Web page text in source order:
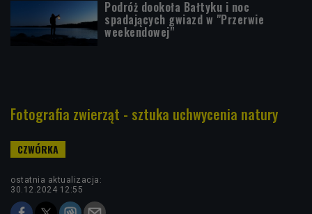
Podróż dookoła Bałtyku i noc
spadających gwiazd w "Przerwie
weekendowej"
Fotografia zwierząt - sztuka uchwycenia natury
ostatnia aktualizacja:
30.12.2024 12:55